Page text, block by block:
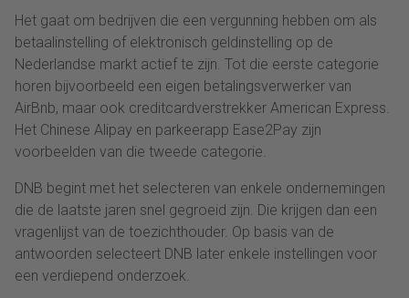
Het gaat om bedrijven die een vergunning hebben om als
betaalinstelling of elektronisch geldinstelling op de
Nederlandse markt actief te zijn. Tot die eerste categorie
horen bijvoorbeeld een eigen betalingsverwerker van
AirBnb, maar ook creditcardverstrekker American Express.
Het Chinese Alipay en parkeerapp Ease2Pay zijn
voorbeelden van die tweede categorie.
DNB begint met het selecteren van enkele ondernemingen
die de laatste jaren snel gegroeid zijn. Die krijgen dan een
vragenlijst van de toezichthouder. Op basis van de
antwoorden selecteert DNB later enkele instellingen voor
een verdiepend onderzoek.